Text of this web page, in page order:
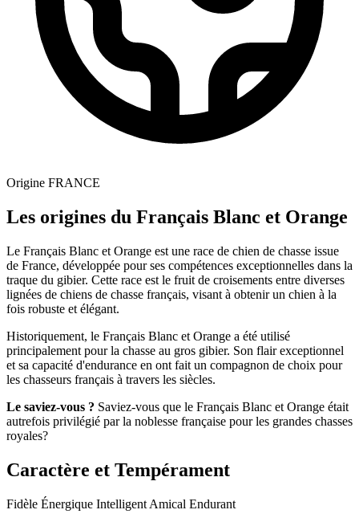
Origine FRANCE
Les origines du Français Blanc et Orange
Le Français Blanc et Orange est une race de chien de chasse issue
de France, développée pour ses compétences exceptionnelles dans la
traque du gibier. Cette race est le fruit de croisements entre diverses
lignées de chiens de chasse français, visant à obtenir un chien à la
fois robuste et élégant.
Historiquement, le Français Blanc et Orange a été utilisé
principalement pour la chasse au gros gibier. Son flair exceptionnel
et sa capacité d'endurance en ont fait un compagnon de choix pour
les chasseurs français à travers les siècles.
Le saviez-vous ? Saviez-vous que le Français Blanc et Orange était
autrefois privilégié par la noblesse française pour les grandes chasses
royales?
Caractère et Tempérament
Fidèle Énergique Intelligent Amical Endurant